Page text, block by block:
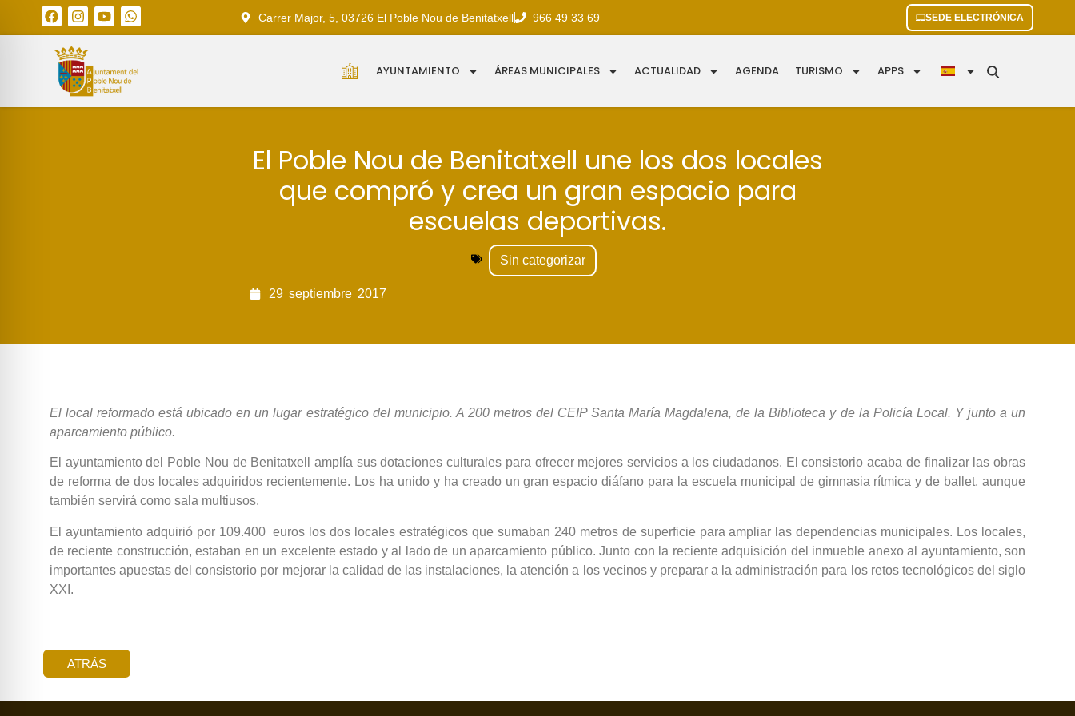
Carrer Major, 5, 03726 El Poble Nou de Benitatxell 966 49 33 69 SEDE ELECTRÓNICA
AYUNTAMIENTO ÁREAS MUNICIPALES ACTUALIDAD AGENDA TURISMO APPS
El Poble Nou de Benitatxell une los dos locales
que compró y crea un gran espacio para
escuelas deportivas.
Sin categorizar
29 septiembre 2017
El local reformado está ubicado en un lugar estratégico del municipio. A 200 metros del CEIP Santa María Magdalena, de la Biblioteca y de la Policía Local. Y junto a un
aparcamiento público.
El ayuntamiento del Poble Nou de Benitatxell amplía sus dotaciones culturales para ofrecer mejores servicios a los ciudadanos. El consistorio acaba de finalizar las obras
de reforma de dos locales adquiridos recientemente. Los ha unido y ha creado un gran espacio diáfano para la escuela municipal de gimnasia rítmica y de ballet, aunque
también servirá como sala multiusos.
El ayuntamiento adquirió por 109.400 euros los dos locales estratégicos que sumaban 240 metros de superficie para ampliar las dependencias municipales. Los locales,
de reciente construcción, estaban en un excelente estado y al lado de un aparcamiento público. Junto con la reciente adquisición del inmueble anexo al ayuntamiento, son
importantes apuestas del consistorio por mejorar la calidad de las instalaciones, la atención a los vecinos y preparar a la administración para los retos tecnológicos del siglo
XXI.
ATRÁS